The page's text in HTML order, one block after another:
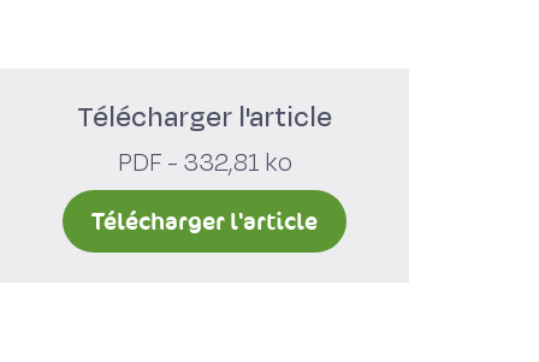
Télécharger l'article
PDF - 332,81 ko
Télécharger l'article